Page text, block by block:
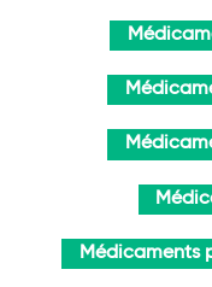
Médicaments